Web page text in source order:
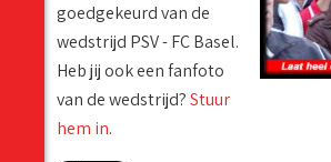
goedgekeurd van de
wedstrijd PSV - FC Basel.
Heb jij ook een fanfoto
van de wedstrijd?Stuur
hem in.